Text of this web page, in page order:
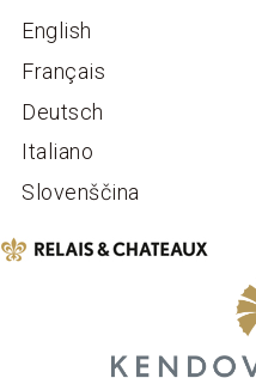
English
Français
Deutsch
Italiano
Slovenščina